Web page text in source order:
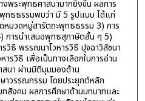
งพระพุทธศาสนามากยิ่งขึ้น ผลการ
ทธธรรมพบว่า มี 5 รูปแบบ ได้แก่
หมวดหมู่สารัตถะพุทธธรรม 3) การ
การนำเสนอพุทธสุภาษิตสั้น ๆ 5)
รวิธี พรรณนาโวหารวิธี ปุจฉาวิสัชนา
ารวิธี เพื่อเป็นทางเลือกในการอ่าน
นา ผ่านมิติมุมมองด้าน
าวรรณกรรม โดยประยุกต์หลัก
ทสังคม ผลการศึกษาด้านบทบาทและ